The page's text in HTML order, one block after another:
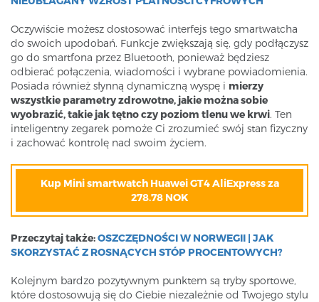
Oczywiście możesz dostosować interfejs tego smartwatcha
do swoich upodobań. Funkcje zwiększają się, gdy podłączysz
go do smartfona przez Bluetooth, ponieważ będziesz
odbierać połączenia, wiadomości i wybrane powiadomienia.
Posiada również słynną dynamiczną wyspę i mierzy
wszystkie parametry zdrowotne, jakie można sobie
wyobrazić, takie jak tętno czy poziom tlenu we krwi. Ten
inteligentny zegarek pomoże Ci zrozumieć swój stan fizyczny
i zachować kontrolę nad swoim życiem.
Kup Mini smartwatch Huawei GT4 AliExpress za
278.78 NOK
Przeczytaj także:OSZCZĘDNOŚCI W NORWEGII | JAK
SKORZYSTAĆ Z ROSNĄCYCH STÓP PROCENTOWYCH?
Kolejnym bardzo pozytywnym punktem są tryby sportowe,
które dostosowują się do Ciebie niezależnie od Twojego stylu